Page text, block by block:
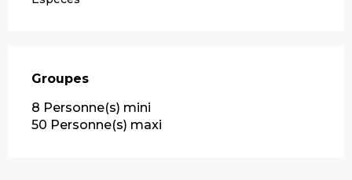
Groupes
Groupes
8 Personne(s) mini
50 Personne(s) maxi